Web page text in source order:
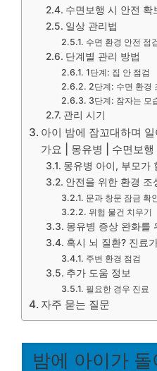
수면보행 시 안전 확
일상 관리법
수면 환경 안전 점
단계별 관리 방법
1단계: 집 안 점검
2단계: 수면 환경
3단계: 잠자는 모
관리 시기
아이 밤에 잠꼬대하며
가요 | 몽유병 | 수면보행
몽유병 아이, 부모가
안전을 위한 환경 조
문과 창문 잠금 확
위험 물건 치우기
몽유병 증상 완화를
혹시 뇌 질환? 진료
주변 환경 점검
추가 도움 정보
필요한 경우 진료
자주 묻는 질문
밤에 아이가